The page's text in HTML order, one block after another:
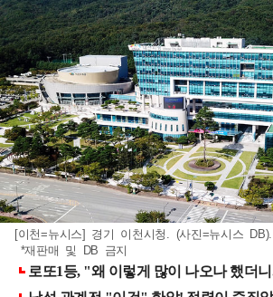
[이천=뉴시스] 경기 이천시청. (사진=뉴시스 DB).
*재판매 및 DB 금지